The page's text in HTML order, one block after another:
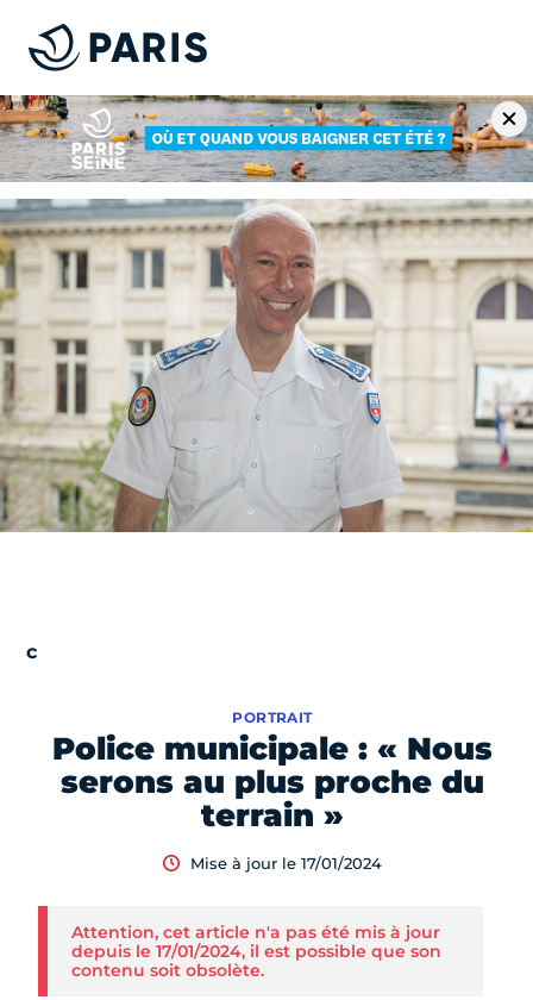
Police municipale : « Nous
serons au plus proche du
terrain »
PORTRAIT
Mise à jour le 17/01/2024
Attention, cet article n'a pas été mis à jour
depuis le 17/01/2024, il est possible que son
contenu soit obsolète.